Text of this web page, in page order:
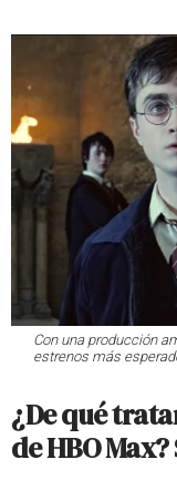
Con una producción
estrenos más
¿De qué
de HBO